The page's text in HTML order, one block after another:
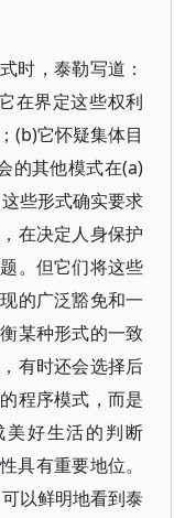
时，泰勒写道：
在界定这些权利
(b)它怀疑集体目
的其他模式在(a)
些形式确实要求
在决定人身保护
。但它们将这些
的广泛豁免和一
某种形式的一致
有时还会选择后
程序模式，而是
好生活的判断
有重要地位。
以鲜明地看到泰